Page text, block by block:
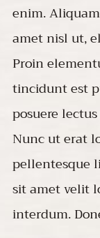
enim.
amet nisl ut,
Proin
tincidunt est
posuere
Nunc ut erat
pellentesque
sit amet velit
interdum.